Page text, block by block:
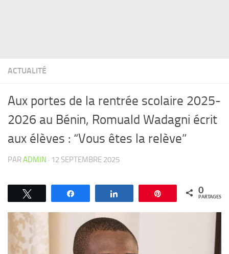
ACTUALITÉ
Aux portes de la rentrée scolaire 2025-
2026 au Bénin, Romuald Wadagni écrit
aux élèves : “Vous êtes la relève”
PARADMIN · 12 SEPTEMBRE 2025
Épingle 0
PARTAGES